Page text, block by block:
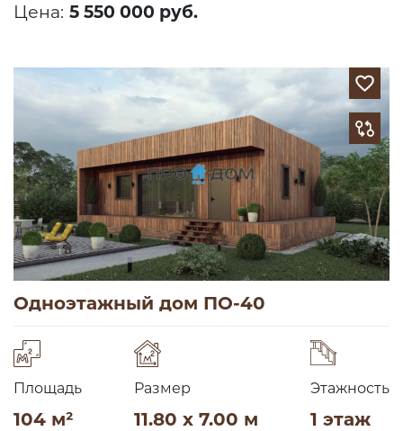
Цена: 5 550 000 руб.
Одноэтажный дом ПО-40
Площадь
104 м²
Размер
11.80 x 7.00 м
Этажность
1 этаж